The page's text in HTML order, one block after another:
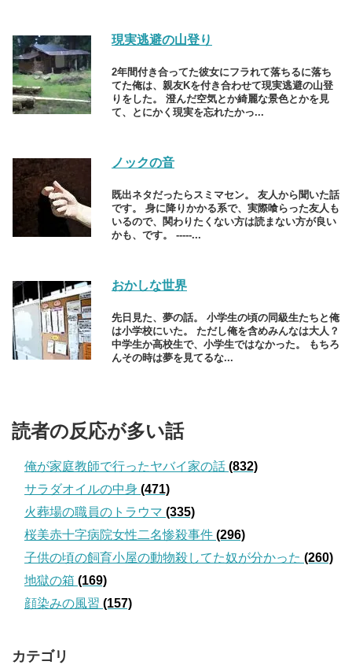
現実逃避の山登り
2年間付き合ってた彼女にフラれて落ちるに落ち
てた俺は、親友Kを付き合わせて現実逃避の山登
りをした。 澄んだ空気とか綺麗な景色とかを見
て、とにかく現実を忘れたかっ...
ノックの音
既出ネタだったらスミマセン。 友人から聞いた話
です。 身に降りかかる系で、実際喰らった友人も
いるので、関わりたくない方は読まない方が良い
かも、です。 -----...
おかしな世界
先日見た、夢の話。 小学生の頃の同級生たちと俺
は小学校にいた。 ただし俺を含めみんなは大人？
中学生か高校生で、小学生ではなかった。 もちろ
んその時は夢を見てるな...
読者の反応が多い話
俺が家庭教師で行ったヤバイ家の話 (832)
サラダオイルの中身 (471)
火葬場の職員のトラウマ (335)
桜美赤十字病院女性二名惨殺事件 (296)
子供の頃の飼育小屋の動物殺してた奴が分かった (260)
地獄の箱 (169)
顔染みの風習 (157)
カテゴリ